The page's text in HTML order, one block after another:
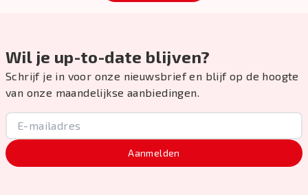
Wil je up-to-date blijven?
Schrijf je in voor onze nieuwsbrief en blijf op de hoogte
van onze maandelijkse aanbiedingen.
Aanmelden